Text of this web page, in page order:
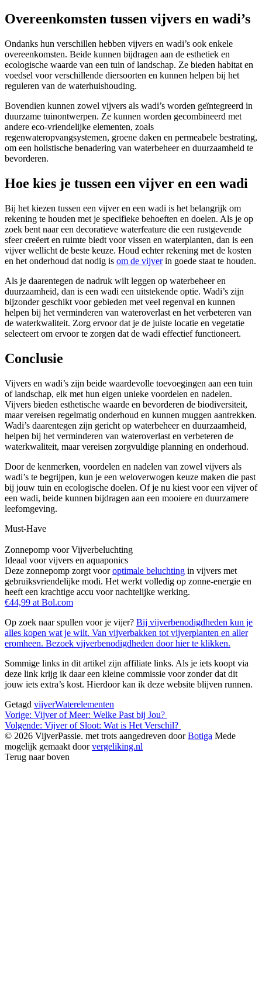
Overeenkomsten tussen vijvers en wadi’s
Ondanks hun verschillen hebben vijvers en wadi’s ook enkele
overeenkomsten. Beide kunnen bijdragen aan de esthetiek en
ecologische waarde van een tuin of landschap. Ze bieden habitat en
voedsel voor verschillende diersoorten en kunnen helpen bij het
reguleren van de waterhuishouding.
Bovendien kunnen zowel vijvers als wadi’s worden geïntegreerd in
duurzame tuinontwerpen. Ze kunnen worden gecombineerd met
andere eco-vriendelijke elementen, zoals
regenwateropvangsystemen, groene daken en permeabele bestrating,
om een holistische benadering van waterbeheer en duurzaamheid te
bevorderen.
Hoe kies je tussen een vijver en een wadi
Bij het kiezen tussen een vijver en een wadi is het belangrijk om
rekening te houden met je specifieke behoeften en doelen. Als je op
zoek bent naar een decoratieve waterfeature die een rustgevende
sfeer creëert en ruimte biedt voor vissen en waterplanten, dan is een
vijver wellicht de beste keuze. Houd echter rekening met de kosten
en het onderhoud dat nodig is om de vijverin goede staat te houden.
Als je daarentegen de nadruk wilt leggen op waterbeheer en
duurzaamheid, dan is een wadi een uitstekende optie. Wadi’s zijn
bijzonder geschikt voor gebieden met veel regenval en kunnen
helpen bij het verminderen van wateroverlast en het verbeteren van
de waterkwaliteit. Zorg ervoor dat je de juiste locatie en vegetatie
selecteert om ervoor te zorgen dat de wadi effectief functioneert.
Conclusie
Vijvers en wadi’s zijn beide waardevolle toevoegingen aan een tuin
of landschap, elk met hun eigen unieke voordelen en nadelen.
Vijvers bieden esthetische waarde en bevorderen de biodiversiteit,
maar vereisen regelmatig onderhoud en kunnen muggen aantrekken.
Wadi’s daarentegen zijn gericht op waterbeheer en duurzaamheid,
helpen bij het verminderen van wateroverlast en verbeteren de
waterkwaliteit, maar vereisen zorgvuldige planning en onderhoud.
Door de kenmerken, voordelen en nadelen van zowel vijvers als
wadi’s te begrijpen, kun je een weloverwogen keuze maken die past
bij jouw tuin en ecologische doelen. Of je nu kiest voor een vijver of
een wadi, beide kunnen bijdragen aan een mooiere en duurzamere
leefomgeving.
Must-Have
Zonnepomp voor Vijverbeluchting
Ideaal voor vijvers en aquaponics
Deze zonnepomp zorgt vooroptimale beluchting in vijvers met
gebruiksvriendelijke modi. Het werkt volledig op zonne-energie en
heeft een krachtige accu voor nachtelijke werking.
€44,99 at Bol.com
Op zoek naar spullen voor je vijer? Bij vijverbenodigdheden kun je
alles kopen wat je wilt. Van vijverbakken tot vijverplanten en aller
eromheen. Bezoek vijverbenodigdheden door hier te klikken.
Sommige links in dit artikel zijn affiliate links. Als je iets koopt via
deze link krijg ik daar een kleine commissie voor zonder dat dit
jouw iets extra’s kost. Hierdoor kan ik deze website blijven runnen.
Getagd vijverWaterelementen
Bericht
navigatie
Vorige: Vijver of Meer: Welke Past bij Jou?
Volgende: Vijver of Sloot: Wat is Het Verschil?
© 2026 VijverPassie. met trots aangedreven doorBotiga Mede
mogelijk gemaakt doorvergeliking.nl
Terug naar boven